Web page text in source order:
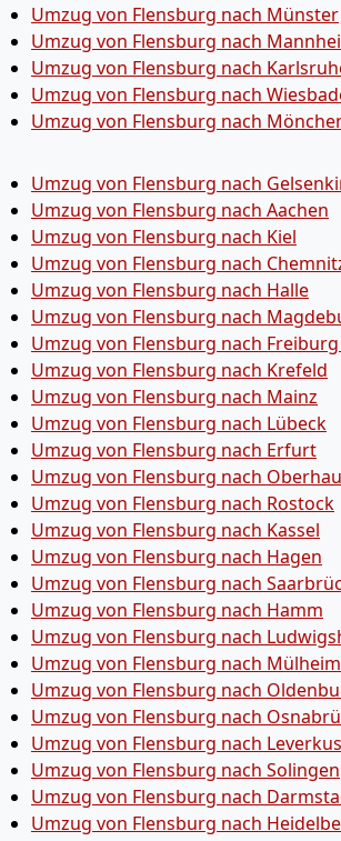
Umzug von Flensburg nach Münster
Umzug von Flensburg nach
Umzug von Flensburg nach
Umzug von Flensburg nach
Umzug von Flensburg nach
Umzug von Flensburg nach
Umzug von Flensburg nach Aachen
Umzug von Flensburg nach Kiel
Umzug von Flensburg nach
Umzug von Flensburg nach Halle
Umzug von Flensburg nach
Umzug von Flensburg nach
Umzug von Flensburg nach Krefeld
Umzug von Flensburg nach Mainz
Umzug von Flensburg nach Lübeck
Umzug von Flensburg nach Erfurt
Umzug von Flensburg nach
Umzug von Flensburg nach Rostock
Umzug von Flensburg nach Kassel
Umzug von Flensburg nach Hagen
Umzug von Flensburg nach
Umzug von Flensburg nach Hamm
Umzug von Flensburg nach
Umzug von Flensburg nach
Umzug von Flensburg nach
Umzug von Flensburg nach
Umzug von Flensburg nach
Umzug von Flensburg nach Solingen
Umzug von Flensburg nach
Umzug von Flensburg nach